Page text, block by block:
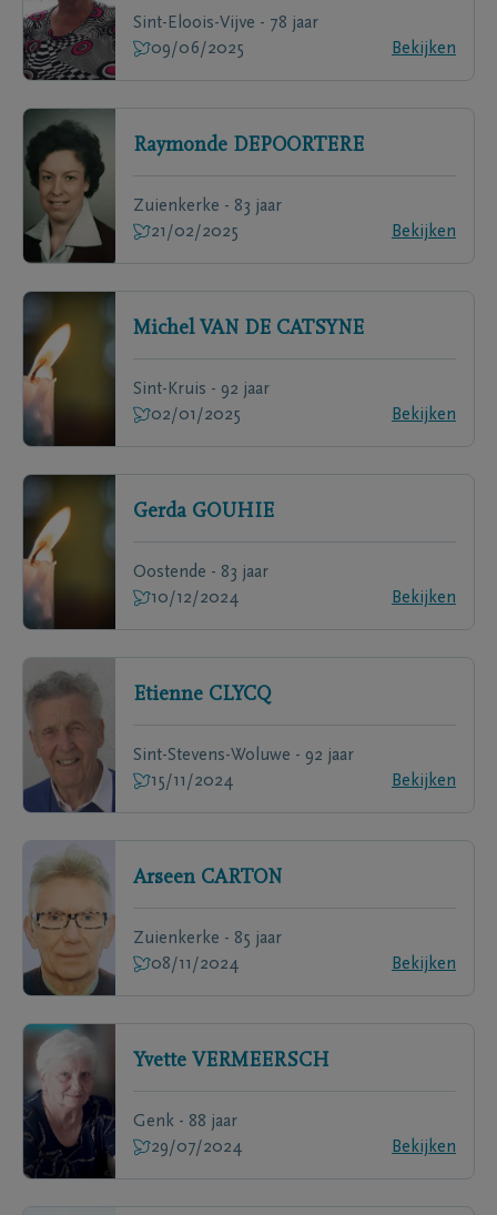
Sint-Eloois-Vijve - 78 jaar
09/06/2025
Bekijken
Raymonde DEPOORTERE
Zuienkerke - 83 jaar
21/02/2025
Bekijken
Michel VAN DE CATSYNE
Sint-Kruis - 92 jaar
02/01/2025
Bekijken
Gerda GOUHIE
Oostende - 83 jaar
10/12/2024
Bekijken
Etienne CLYCQ
Sint-Stevens-Woluwe - 92 jaar
15/11/2024
Bekijken
Arseen CARTON
Zuienkerke - 85 jaar
08/11/2024
Bekijken
Yvette VERMEERSCH
Genk - 88 jaar
29/07/2024
Bekijken